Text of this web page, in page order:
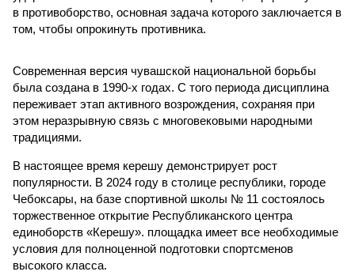
в противоборство, основная задача которого заключается в
том, чтобы опрокинуть противника.
Современная версия чувашской национальной борьбы
была создана в 1990-х годах. С того периода дисциплина
переживает этап активного возрождения, сохраняя при
этом неразрывную связь с многовековыми народными
традициями.
В настоящее время керешу демонстрирует рост
популярности. В 2024 году в столице республики, городе
Чебоксары, на базе спортивной школы № 11 состоялось
торжественное открытие Республиканского центра
единоборств «Керешу». площадка имеет все необходимые
условия для полноценной подготовки спортсменов
высокого класса.